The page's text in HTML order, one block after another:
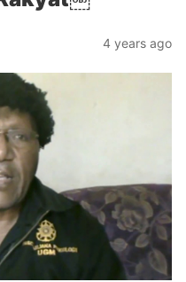
4 years ago